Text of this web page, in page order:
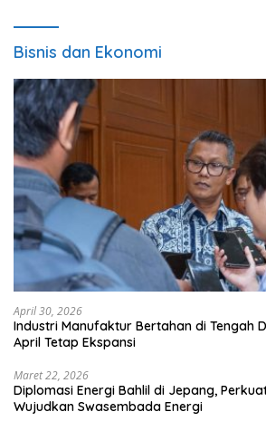
Bisnis dan Ekonomi
April 30, 2026
Industri Manufaktur Bertahan di Tengah
April Tetap Ekspansi
Maret 22, 2026
Diplomasi Energi Bahlil di Jepang,
Wujudkan Swasembada Energi